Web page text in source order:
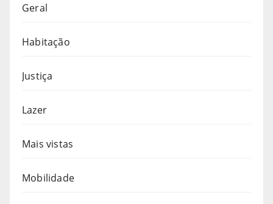
Geral
Habitação
Justiça
Lazer
Mais vistas
Mobilidade